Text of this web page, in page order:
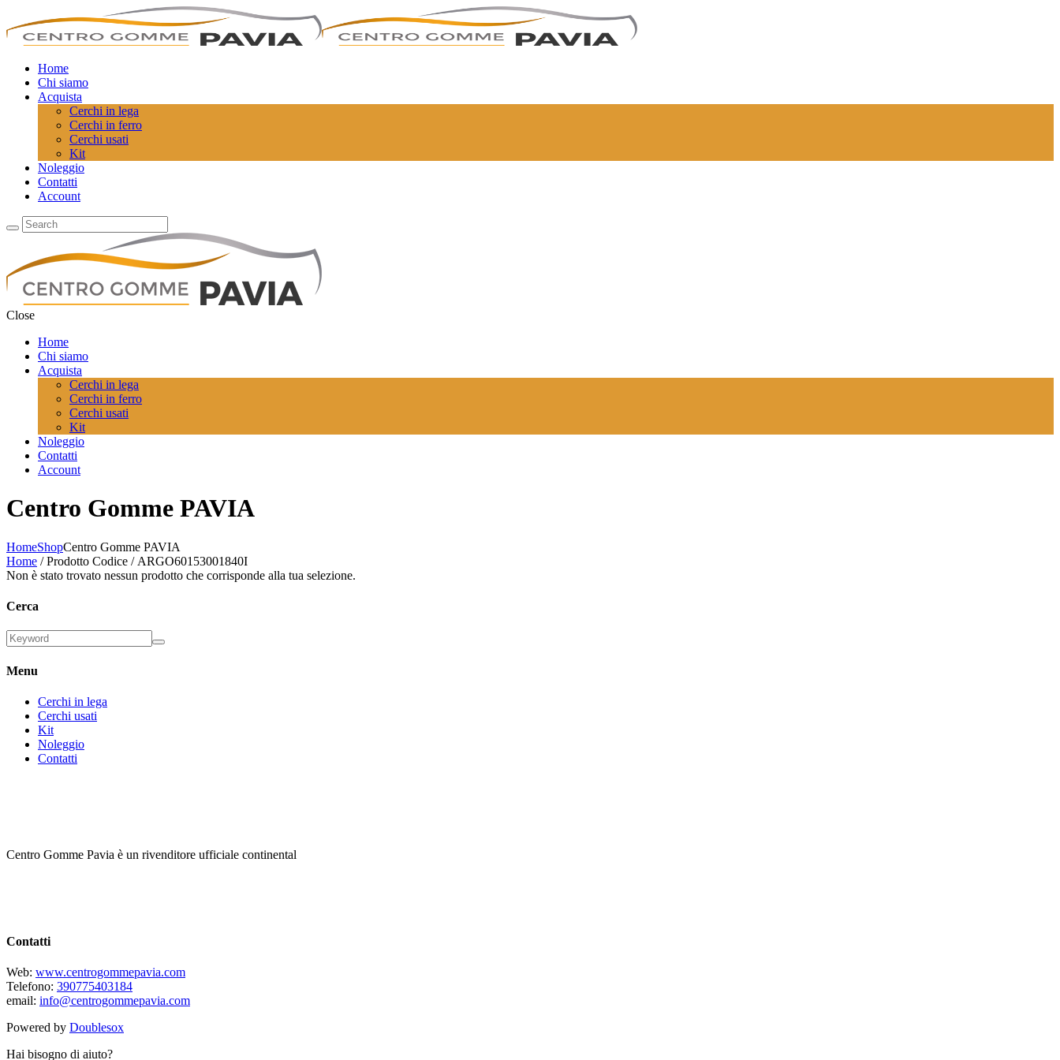
Home
Chi siamo
Acquista
Cerchi in lega
Cerchi in ferro
Cerchi usati
Kit
Noleggio
Contatti
Account
Close
Home
Chi siamo
Acquista
Cerchi in lega
Cerchi in ferro
Cerchi usati
Kit
Noleggio
Contatti
Account
Centro Gomme PAVIA
HomeShopCentro Gomme PAVIA
Home / Prodotto Codice / ARGO60153001840I
Non è stato trovato nessun prodotto che corrisponde alla tua selezione.
Cerca
Menu
Cerchi in lega
Cerchi usati
Kit
Noleggio
Contatti
Centro Gomme Pavia è un rivenditore ufficiale continental
Contatti
Web: www.centrogommepavia.com
Telefono: 390775403184
email: info@centrogommepavia.com
Powered by Doublesox
Hai bisogno di aiuto?